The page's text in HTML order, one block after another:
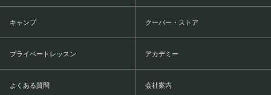
キャンプ クーバー・ストア
プライベートレッスン アカデミー
よくある質問 会社案内